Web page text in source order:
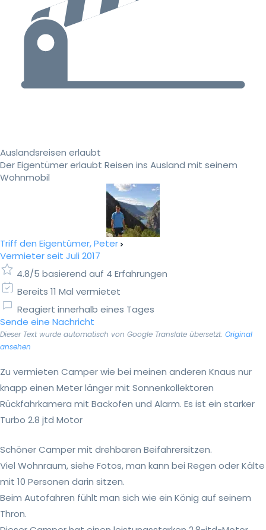
Auslandsreisen erlaubt
Der Eigentümer erlaubt Reisen ins Ausland mit seinem
Wohnmobil
Triff den Eigentümer, Peter
Vermieter seit Juli 2017
4.8/5 basierend auf 4 Erfahrungen
Bereits 11 Mal vermietet
Reagiert innerhalb eines Tages
Sende eine Nachricht
Dieser Text wurde automatisch von Google Translate übersetzt. Original
ansehen
Zu vermieten Camper wie bei meinen anderen Knaus nur
knapp einen Meter länger mit Sonnenkollektoren
Rückfahrkamera mit Backofen und Alarm. Es ist ein starker
Turbo 2.8 jtd Motor
Schöner Camper mit drehbaren Beifahrersitzen.
Viel Wohnraum, siehe Fotos, man kann bei Regen oder Kälte
mit 10 Personen darin sitzen.
Beim Autofahren fühlt man sich wie ein König auf seinem
Thron.